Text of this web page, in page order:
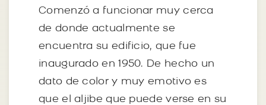
Comenzó a funcionar muy cerca
de donde actualmente se
encuentra su edificio, que fue
inaugurado en 1950. De hecho un
dato de color y muy emotivo es
que el aljibe que puede verse en su